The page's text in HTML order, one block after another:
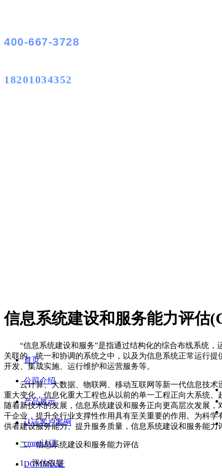
400-667-3728
18201034352
首页
公司介绍
产品展示
认证客户案例
cmmi认证
DCMM认证
信息系统建设和服务能力评估
“信息系统建设和服务”是指通过结构化的综合布线系统，
关联的、统一和协调的系统之中，以及为信息系统正常运行
开发、集成实施、运行维护和运营服务等。
云计算、大数据、物联网、移动互联网等新一代信息技术
重大变化，信息化重大工程也从以前的单一工程正向大系统
随着新技术的发展，信息系统建设和服务正向更高层次发展
干企业，提升全行业支撑性作用具有至关重要的作用。为科
供者建设服务能力、提升服务质量，信息系统建设和服务能力
二、信息系统建设和服务能力评估
1、评估依据